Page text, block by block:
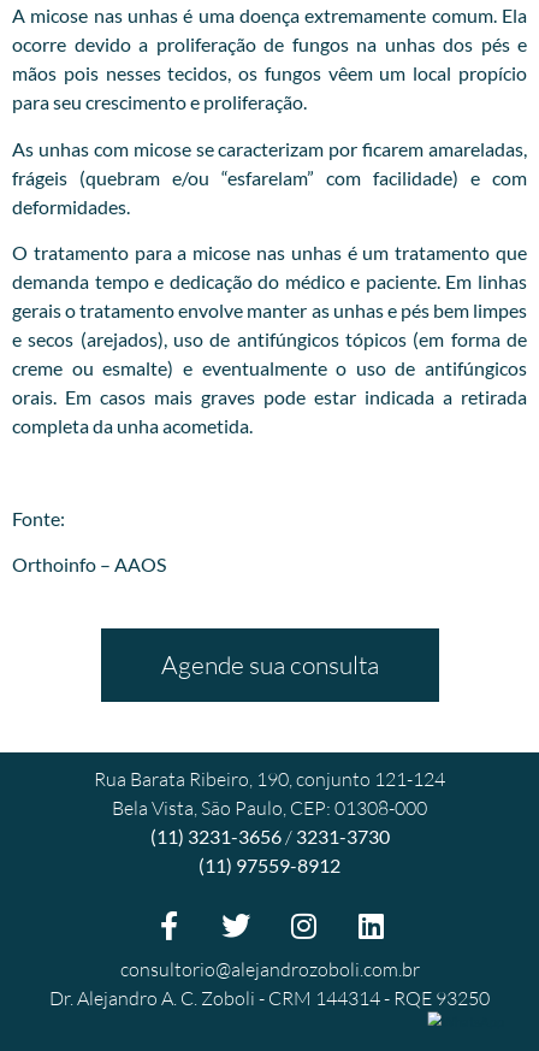
A micose nas unhas é uma doença extremamente comum. Ela
ocorre devido a proliferação de fungos na unhas dos pés e
mãos pois nesses tecidos, os fungos vêem um local propício
para seu crescimento e proliferação.
As unhas com micose se caracterizam por ficarem amareladas,
frágeis (quebram e/ou “esfarelam” com facilidade) e com
deformidades.
O tratamento para a micose nas unhas é um tratamento que
demanda tempo e dedicação do médico e paciente. Em linhas
gerais o tratamento envolve manter as unhas e pés bem limpes
e secos (arejados), uso de antifúngicos tópicos (em forma de
creme ou esmalte) e eventualmente o uso de antifúngicos
orais. Em casos mais graves pode estar indicada a retirada
completa da unha acometida.
Fonte:
Orthoinfo – AAOS
Agende sua consulta
Rua Barata Ribeiro, 190, conjunto 121-124
Bela Vista, São Paulo, CEP: 01308-000
(11) 3231-3656/ 3231-3730
(11) 97559-8912
consultorio@alejandrozoboli.com.br
Dr. Alejandro A. C. Zoboli - CRM 144314 - RQE 93250